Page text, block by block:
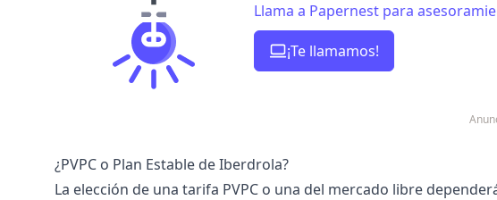
Llama a Papernest para
¡Te llamamos!
¿PVPC o Plan Estable de Iberdrola?
La elección de una tarifa PVPC o una del mercado libre